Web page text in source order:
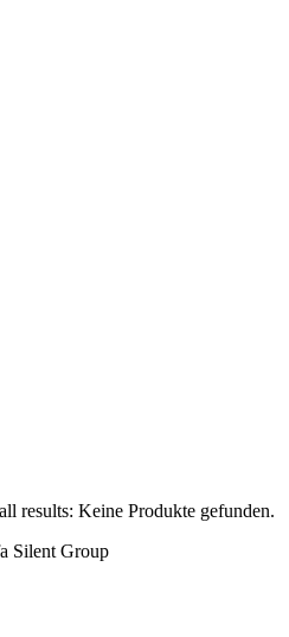
results: Keine Produkte gefunden.
Silent Group